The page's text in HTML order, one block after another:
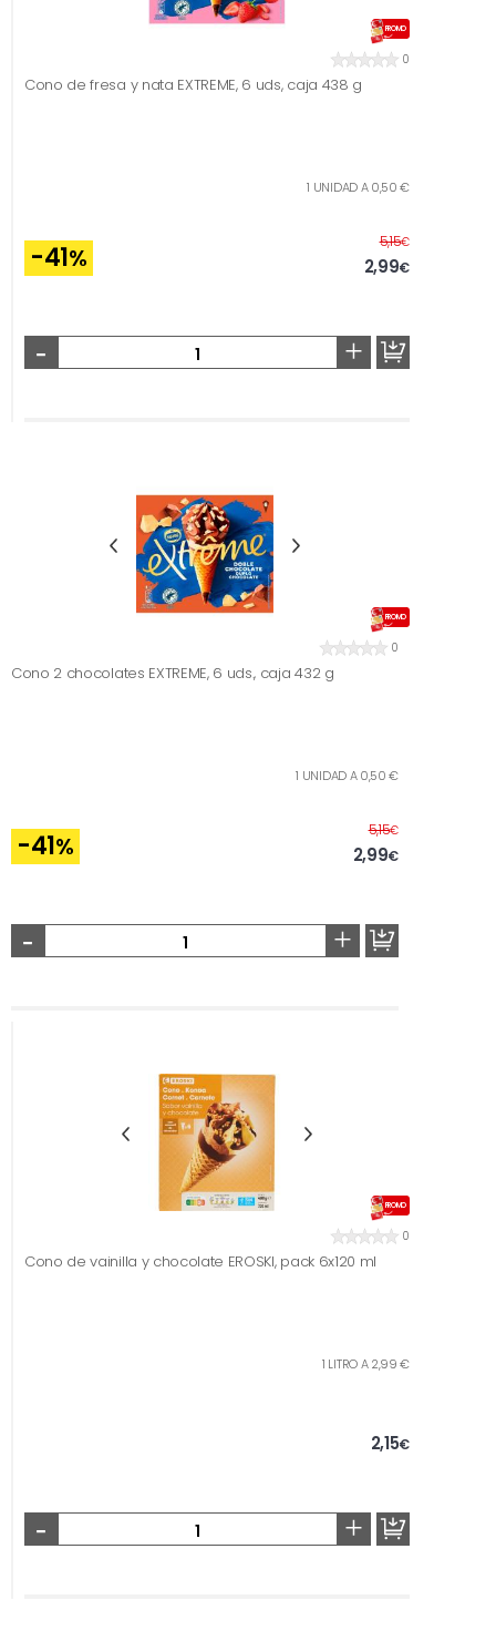
PROMO
0
Cono de fresa y nata EXTREME, 6 uds, caja 438 g
1 UNIDAD A 0,50 €
-41%
5,15€Before
2,99€
- +
PROMO
0
Cono 2 chocolates EXTREME, 6 uds., caja 432 g
1 UNIDAD A 0,50 €
-41%
5,15€Before
2,99€
- +
PROMO
0
Cono de vainilla y chocolate EROSKI, pack 6x120 ml
1 LITRO A 2,99 €
2,15€
- +